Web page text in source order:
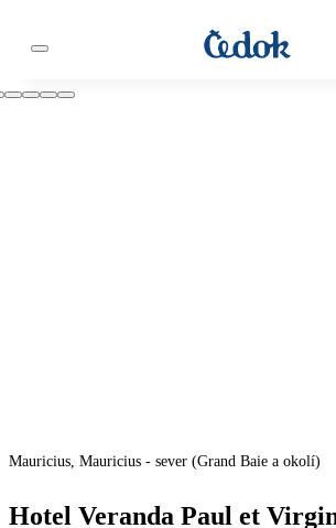
Mauricius, Mauricius - sever (Grand Baie a okolí)
Hotel Veranda Paul et